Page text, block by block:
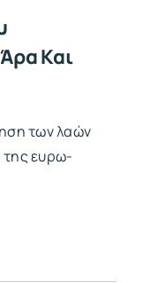
Και
των λαών
της ευρω-